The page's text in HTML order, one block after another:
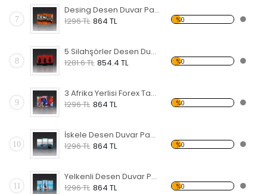
7
Desing Desen Duvar Panosu
1296 TL 864 TL %0
8
5 Silahşörler Desen Duvar Panosu
1281.6 TL 854.4 TL %0
9
3 Afrika Yerlisi Forex Tablo
1296 TL 864 TL %0
10
İskele Desen Duvar Panosu
1296 TL 864 TL %0
11
Yelkenli Desen Duvar Panosu
1296 TL 864 TL %0